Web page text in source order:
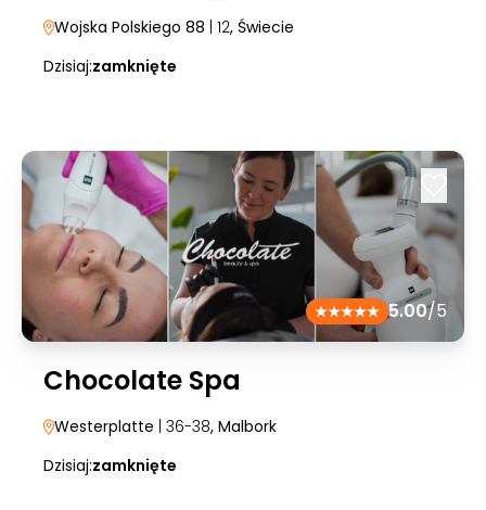
Wojska Polskiego 88 | 12, Świecie
Dzisiaj:zamknięte
5.00/5
Chocolate Spa
Westerplatte | 36-38, Malbork
Dzisiaj:zamknięte